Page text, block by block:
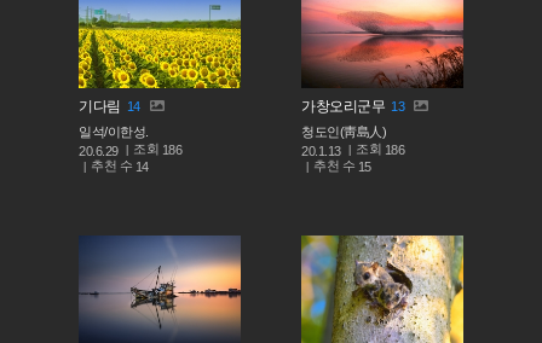
기다림 14
일석/이한성.
20.6.29
조회 186
추천 수 14
가창오리군무 13
청도인(靑島人)
20.1.13
조회 186
추천 수 15